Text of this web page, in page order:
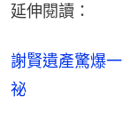
延伸閱讀：
謝賢遺產驚爆
祕